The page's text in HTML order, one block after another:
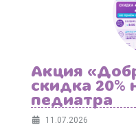
Акция
скидка 20%
педиатра
11.07.2026